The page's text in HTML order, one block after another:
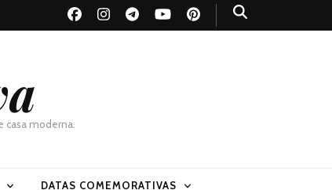
casa moderna.
DATAS COMEMORATIVAS